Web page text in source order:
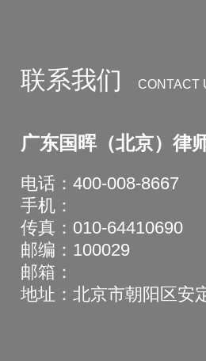
联系我们 CONTACT
广东国晖（北京）律
电话：400-008-8667
手机：
传真：010-64410690
邮编：100029
邮箱：
地址：北京市朝阳区安